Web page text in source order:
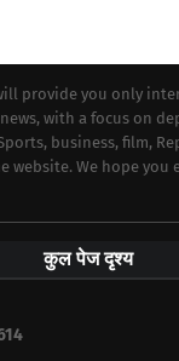
provide you only
with a focus on
business, film,
We hope you
कुल पेज दृश्य
14